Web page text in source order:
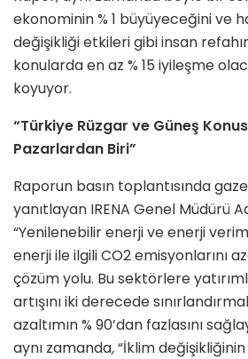
ekonominin % 1 büyüyeceğini ve
değişikliği etkileri gibi insan
konularda en az % 15 iyileşme
koyuyor.
“Türkiye Rüzgar ve Güneş
Pazarlardan Biri”
Raporun basın toplantısında
yanıtlayan IRENA Genel Müdürü
“Yenilenebilir enerji ve enerji
enerji ile ilgili CO2 emisyonlarını
çözüm yolu. Bu sektörlere
artışını iki derecede
azaltımın % 90’dan fazlasını
aynı zamanda,“İklim